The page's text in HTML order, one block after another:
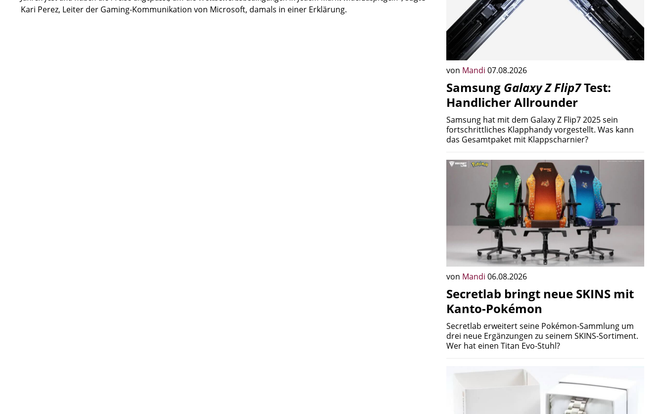
Kari Perez, Leiter der Gaming-Kommunikation von Microsoft, damals in einer Erklärung.
von Mandi 07.08.2026
Samsung Galaxy Z Flip7Test:
Handlicher Allrounder
Samsung hat mit dem Galaxy Z Flip7 2025 sein
fortschrittliches Klapphandy vorgestellt. Was kann
das Gesamtpaket mit Klappscharnier?
von Mandi 06.08.2026
Secretlab bringt neue SKINS mit
Kanto-Pokémon
Secretlab erweitert seine Pokémon-Sammlung um
drei neue Ergänzungen zu seinem SKINS-Sortiment.
Wer hat einen Titan Evo-Stuhl?